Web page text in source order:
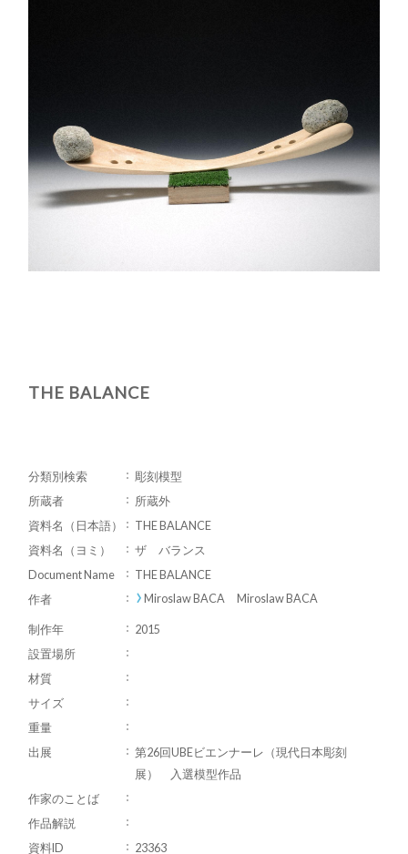
THE BALANCE
分類別検索
彫刻模型
所蔵者
所蔵外
資料名（日本語）
THE BALANCE
資料名（ヨミ）
ザ バランス
Document Name
THE BALANCE
作者
Miroslaw BACA Miroslaw BACA
制作年
2015
設置場所
材質
サイズ
重量
出展
第26回UBEビエンナーレ（現代日本彫刻
展） 入選模型作品
作家のことば
作品解説
資料ID
23363